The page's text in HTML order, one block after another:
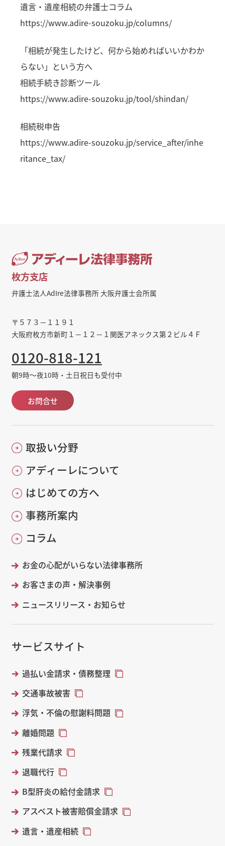
遺言・遺産相続の弁護士コラム
https://www.adire-souzoku.jp/columns/
「相続が発生したけど、何から始めればいいかわか
らない」という方へ
相続手続き診断ツール
https://www.adire-souzoku.jp/tool/shindan/
相続税申告
https://www.adire-souzoku.jp/service_after/inhe
ritance_tax/
枚方支店
弁護士法人AdIre法律事務所 大阪弁護士会所属
〒５７３－１１９１
大阪府枚方市新町１－１２－１関医アネックス第２ビル４Ｆ
0120-818-121
朝9時～夜10時・土日祝日も受付中
お問合せ
取扱い分野
アディーレについて
はじめての方へ
事務所案内
コラム
お金の心配がいらない法律事務所
お客さまの声・解決事例
ニュースリリース・お知らせ
サービスサイト
過払い金請求・債務整理
交通事故被害
浮気・不倫の慰謝料問題
離婚問題
残業代請求
退職代行
B型肝炎の給付金請求
アスベスト被害賠償金請求
遺言・遺産相続